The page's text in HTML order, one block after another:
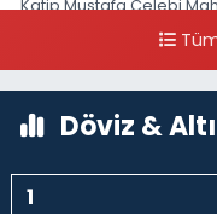
Katip Mustafa Çelebi
Döviz &